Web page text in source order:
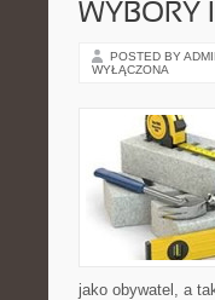
WYBORY
POSTED BY
WYŁĄCZONA
jako obywatel, a